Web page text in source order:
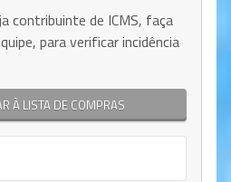
contribuinte de ICMS, faça
para verificar incidência
À LISTA DE COMPRAS